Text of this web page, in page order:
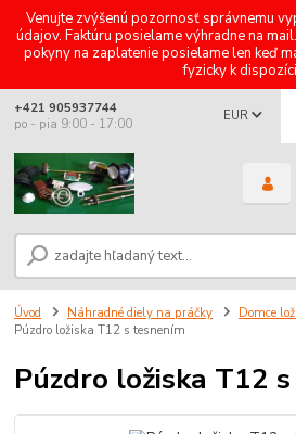
Venujte zvýšenú pozornosť správnemu
údajov. Faktúru posielame výhradne na
pokyny na zaplatenie posielame len keď
fyzicky k
EUR
+421 905937744
po - pia 9:00 - 17:00
Úvod Náhradné diely na práčky Domce
Púzdro ložiska T12 s tesnením
Púzdro ložiska T12